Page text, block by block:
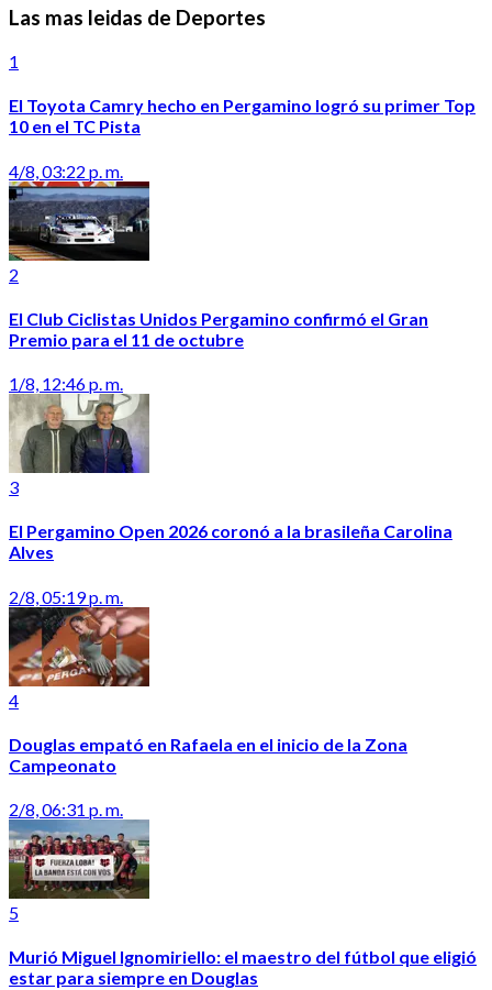
Las mas leidas de Deportes
1
El Toyota Camry hecho en Pergamino logró su primer Top
10 en el TC Pista
4/8, 03:22 p. m.
2
El Club Ciclistas Unidos Pergamino confirmó el Gran
Premio para el 11 de octubre
1/8, 12:46 p. m.
3
El Pergamino Open 2026 coronó a la brasileña Carolina
Alves
2/8, 05:19 p. m.
4
Douglas empató en Rafaela en el inicio de la Zona
Campeonato
2/8, 06:31 p. m.
5
Murió Miguel Ignomiriello: el maestro del fútbol que eligió
estar para siempre en Douglas